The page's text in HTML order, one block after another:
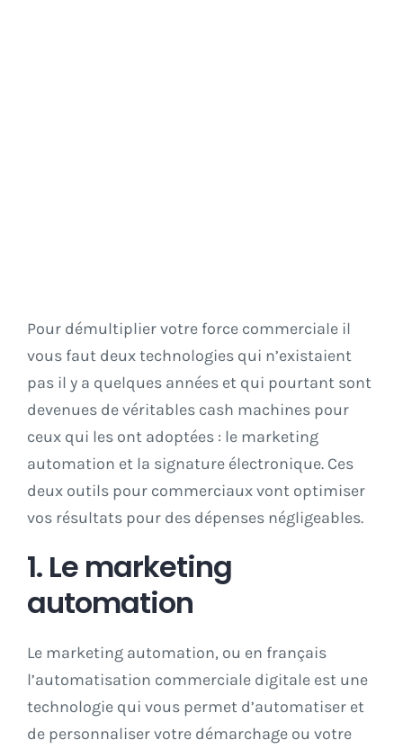
Pour démultiplier votre force commerciale il
vous faut deux technologies qui n’existaient
pas il y a quelques années et qui pourtant sont
devenues de véritables cash machines pour
ceux qui les ont adoptées : le marketing
automation et la signature électronique. Ces
deux outils pour commerciaux vont optimiser
vos résultats pour des dépenses négligeables.
1. Le marketing
automation
Le marketing automation, ou en français
l’automatisation commerciale digitale est une
technologie qui vous permet d’automatiser et
de personnaliser votre démarchage ou votre